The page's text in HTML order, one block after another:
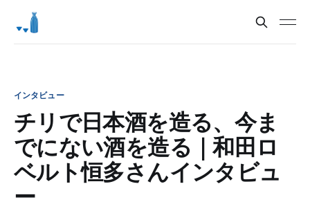
インタビュー
チリで日本酒を造る、今ま
でにない酒を造る｜和田ロ
ベルト恒多さんインタビュ
ー